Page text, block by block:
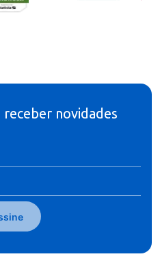
receber novidades